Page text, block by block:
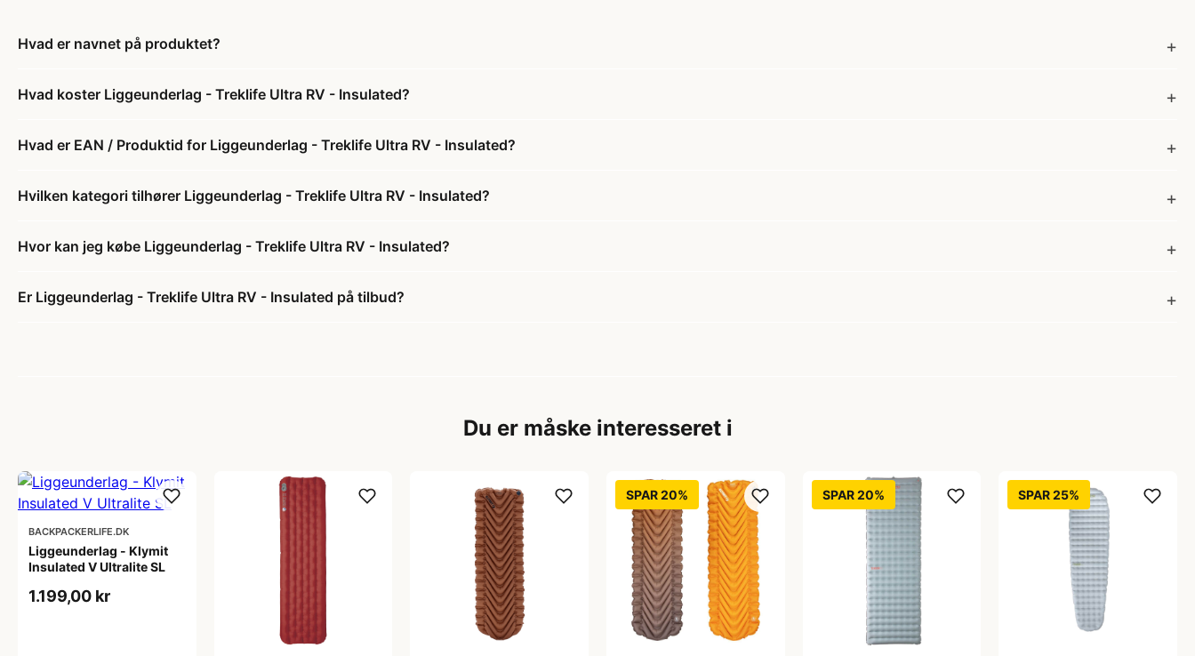
Hvad er navnet på produktet?
Hvad koster Liggeunderlag - Treklife Ultra RV - Insulated?
Hvad er EAN / Produktid for Liggeunderlag - Treklife Ultra RV - Insulated?
Hvilken kategori tilhører Liggeunderlag - Treklife Ultra RV - Insulated?
Hvor kan jeg købe Liggeunderlag - Treklife Ultra RV - Insulated?
Er Liggeunderlag - Treklife Ultra RV - Insulated på tilbud?
Du er måske interesseret i
BACKPACKERLIFE.DK
Liggeunderlag - Klymit
Insulated V Ultralite SL
1.199,00 kr
SPAR 20% SPAR 20% SPAR 25%